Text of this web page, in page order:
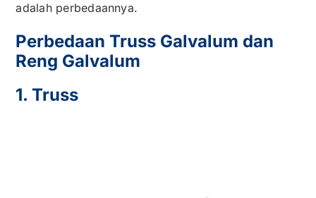
adalah perbedaannya.
Perbedaan Truss Galvalum dan
Reng Galvalum
1. Truss